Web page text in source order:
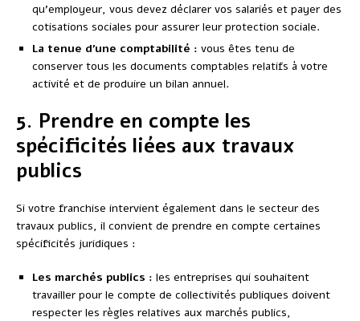
qu’employeur, vous devez déclarer vos salariés et payer des
cotisations sociales pour assurer leur protection sociale.
La tenue d’une comptabilité : vous êtes tenu de
conserver tous les documents comptables relatifs à votre
activité et de produire un bilan annuel.
5. Prendre en compte les
spécificités liées aux travaux
publics
Si votre franchise intervient également dans le secteur des
travaux publics, il convient de prendre en compte certaines
spécificités juridiques :
Les marchés publics : les entreprises qui souhaitent
travailler pour le compte de collectivités publiques doivent
respecter les règles relatives aux marchés publics,